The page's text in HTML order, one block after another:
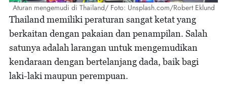
Aturan mengemudi di Thailand/ Foto: Unsplash.com/Robert Eklund
Thailand memiliki peraturan sangat ketat yang
berkaitan dengan pakaian dan penampilan. Salah
satunya adalah larangan untuk mengemudikan
kendaraan dengan bertelanjang dada, baik bagi
laki-laki maupun perempuan.